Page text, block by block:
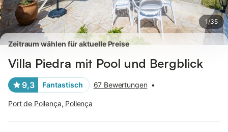
1/35
Zeitraum wählen für aktuelle Preise
Villa Piedra mit Pool und Bergblick
9,3 Fantastisch 67 Bewertungen •
Port de Pollença, Pollença